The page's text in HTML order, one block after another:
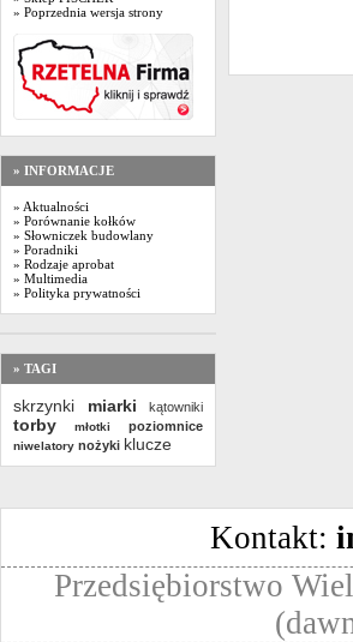
» Poprzednia wersja strony
» INFORMACJE
» Aktualności
» Porównanie kołków
» Słowniczek budowlany
» Poradniki
» Rodzaje aprobat
» Multimedia
» Polityka prywatności
» TAGI
skrzynki miarki kątowniki
torby młotki poziomnice
niwelatory nożyki klucze
Kontakt:
Przedsiębiorstwo